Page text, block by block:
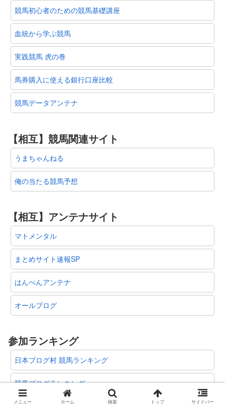
競馬初心者のための競馬基礎講座
血統から学ぶ競馬
実践競馬 虎の巻
馬券購入に使える銀行口座比較
競馬データアンテナ
【相互】競馬関連サイト
うまちゃんねる
俺の当たる競馬予想
【相互】アンテナサイト
マトメンタル
まとめサイト速報SP
はんぺんアンテナ
オールブログ
参加ランキング
日本ブログ村 競馬ランキング
競馬ブログランキング
メニュー ホーム 検索 トップ サイドバー